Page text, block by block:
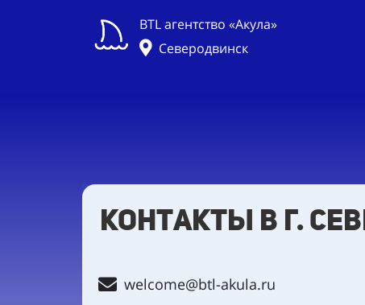
BTL агентство «Акула»
Северодвинск
контакты в г.
welcome@btl-akula.ru